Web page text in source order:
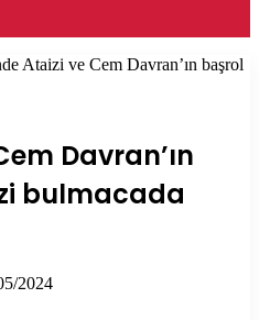
Ataizi ve Cem Davran’ın başrol
Davran’ın
bulmacada
2024